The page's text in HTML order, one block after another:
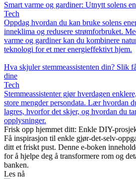
Smart varme og gardiner: Utnytt solens
Tech
Oppdag hvordan du kan bruke solens
inneklima og redusere strømforbruket.
varme og gardiner kan du kombinere
teknologi for et mer energieffektivt hjem.
Hva skjuler stemmeassistenten din? Slik
dine
Tech
Stemmeassistenter gjør hverdagen
store mengder persondata. Lær hvordan
lagres, hvorfor det skjer, og hvordan du
opplysninger.
Frisk opp hjemmet ditt: Enkle DIY-
Få inspirasjon til enkle gjør-det-selv-
ditt et friskt pust. Denne e-boken
for å hjelpe deg å transformere rom og
banken.
Les nå